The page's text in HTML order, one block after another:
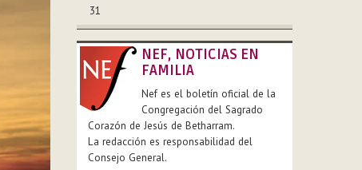
31
NEF, NOTICIAS EN
FAMILIA
Nef es el boletín oficial de la
Congregación del Sagrado
Corazón de Jesús de Betharram.
La redacción es responsabilidad del
Consejo General.